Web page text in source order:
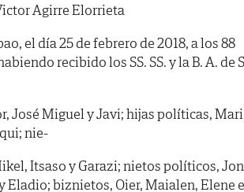
Agirre Elorrieta
el día 25 de febrero de 2018, a los 88
recibido los SS. SS. y la B. A. de
José Miguel y Javi; hijas políticas, Mari
nie-
Itsaso y Garazi; nietos políticos,
Eladio; biznietos, Oier, Maialen, Elene e